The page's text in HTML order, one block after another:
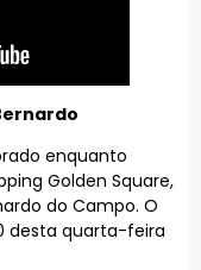
enquanto
Golden Square,
do Campo. O
desta quarta-feira